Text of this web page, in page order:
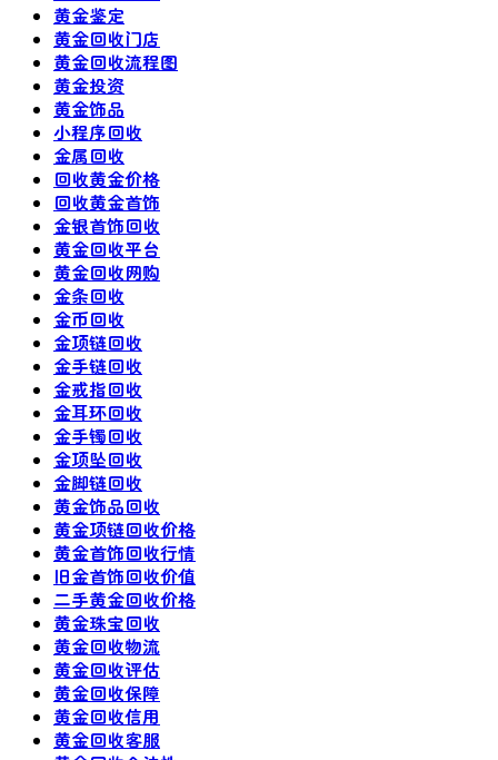
黄金鉴定
黄金回收门店
黄金回收流程图
黄金投资
黄金饰品
小程序回收
金属回收
回收黄金价格
回收黄金首饰
金银首饰回收
黄金回收平台
黄金回收网购
金条回收
金币回收
金项链回收
金手链回收
金戒指回收
金耳环回收
金手镯回收
金项坠回收
金脚链回收
黄金饰品回收
黄金项链回收价格
黄金首饰回收行情
旧金首饰回收价值
二手黄金回收价格
黄金珠宝回收
黄金回收物流
黄金回收评估
黄金回收保障
黄金回收信用
黄金回收客服